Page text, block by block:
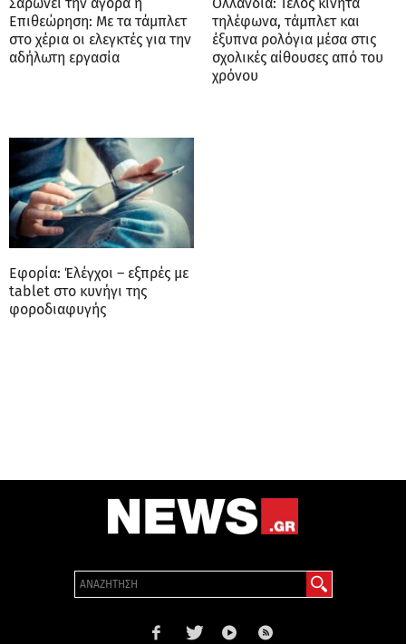
Σαρώνει την αγορά η
Επιθεώρηση: Με τα τάμπλετ
στο χέρια οι ελεγκτές για την
αδήλωτη εργασία
Ολλανδία: Τέλος κινητά
τηλέφωνα, τάμπλετ και
έξυπνα ρολόγια μέσα στις
σχολικές αίθουσες από του
χρόνου
Εφορία: Έλέγχοι – εξπρές με
tablet στο κυνήγι της
φοροδιαφυγής